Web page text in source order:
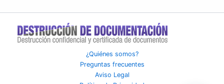
¿Quiénes somos?
Preguntas frecuentes
Aviso Legal